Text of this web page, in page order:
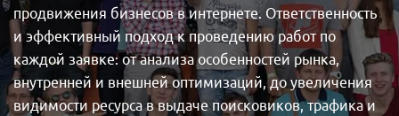
продвижения бизнесов в интернете. Ответственность
и эффективный подход к проведению работ по
каждой заявке: от анализа особенностей рынка,
внутренней и внешней оптимизаций, до увеличения
видимости ресурса в выдаче поисковиков, трафика и